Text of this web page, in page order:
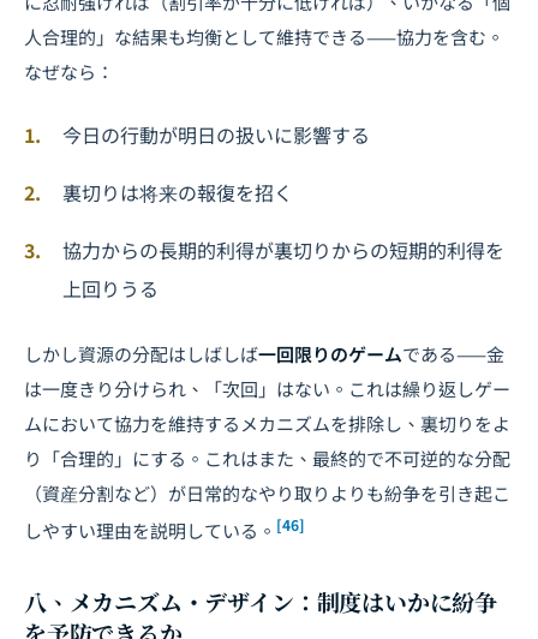
人合理的」な結果も均衡として維持できる——協力を含む。
なぜなら：
今日の行動が明日の扱いに影響する
裏切りは将来の報復を招く
協力からの長期的利得が裏切りからの短期的利得を
上回りうる
しかし資源の分配はしばしば一回限りのゲームである——金
は一度きり分けられ、「次回」はない。これは繰り返しゲー
ムにおいて協力を維持するメカニズムを排除し、裏切りをよ
り「合理的」にする。これはまた、最終的で不可逆的な分配
（資産分割など）が日常的なやり取りよりも紛争を引き起こ
しやすい理由を説明している。 [46]
八、メカニズム・デザイン：制度はいかに紛争